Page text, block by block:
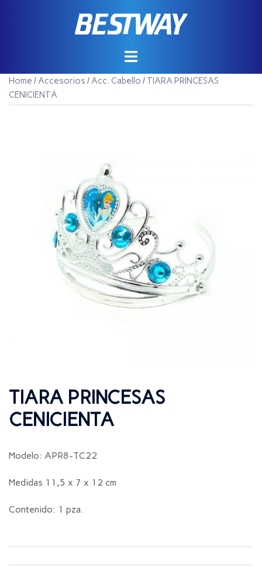
Home /Accesorios /Acc. Cabello / TIARA PRINCESAS
CENICIENTA
TIARA PRINCESAS
CENICIENTA
Modelo: APR8-TC22
Medidas 11,5 x 7 x 12 cm
Contenido: 1 pza.